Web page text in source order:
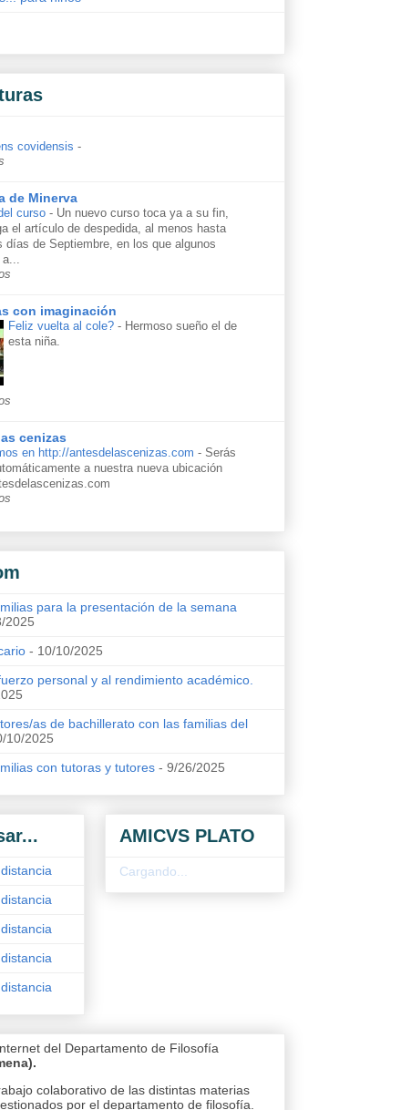
covidensis -
de Minerva
curso - Un nuevo curso toca ya a su fin,
el artículo de despedida, al menos hasta
días de Septiembre, en los que algunos
a...
con imaginación
Feliz vuelta al cole? - Hermoso sueño el de
esta niña.
cenizas
en http://antesdelascenizas.com - Serás
a nuestra nueva ubicación
para la presentación de la semana
2025
- 10/10/2025
personal y al rendimiento académico.
as de bachillerato con las familias del
10/2025
con tutoras y tutores - 9/26/2025
AMICVS PLATO
Cargando...
del Departamento de Filosofía
colaborativo de las distintas materias
por el departamento de filosofía.